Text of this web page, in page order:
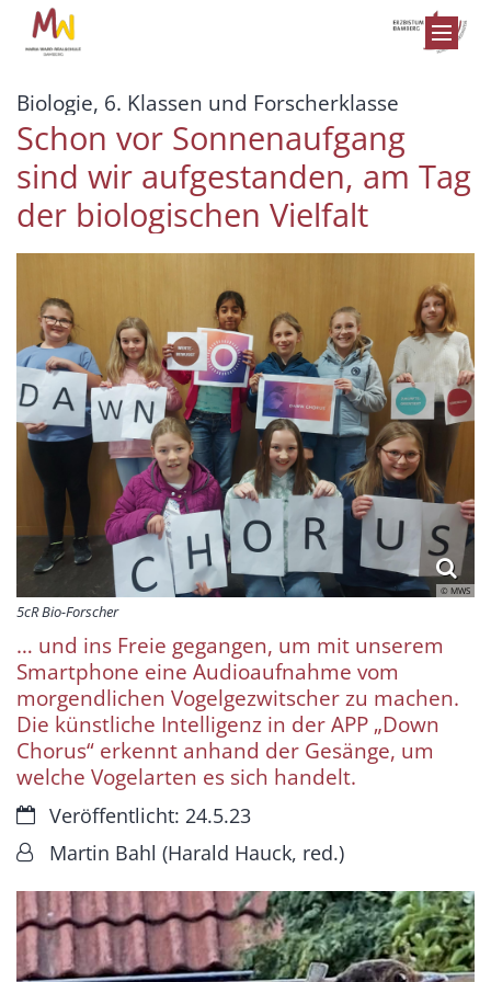
Zum Inhalt springen
Biologie, 6. Klassen und Forscherklasse
Schon vor Sonnenaufgang
sind wir aufgestanden, am Tag
der biologischen Vielfalt
© MWS
5cR Bio-Forscher
… und ins Freie gegangen, um mit unserem
Smartphone eine Audioaufnahme vom
morgendlichen Vogelgezwitscher zu machen.
Die künstliche Intelligenz in der APP „Down
Chorus“ erkennt anhand der Gesänge, um
welche Vogelarten es sich handelt.
Datum:Veröffentlicht: 24.5.23
Von:Martin Bahl (Harald Hauck, red.)